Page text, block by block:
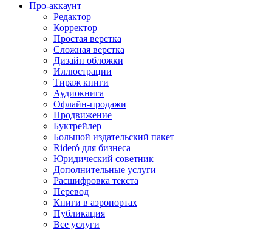
Про-аккаунт
Редактор
Корректор
Простая верстка
Сложная верстка
Дизайн обложки
Иллюстрации
Тираж книги
Аудиокнига
Офлайн-продажи
Продвижение
Буктрейлер
Большой издательский пакет
Rideró для бизнеса
Юридический советник
Дополнительные услуги
Расшифровка текста
Перевод
Книги в аэропортах
Публикация
Все услуги